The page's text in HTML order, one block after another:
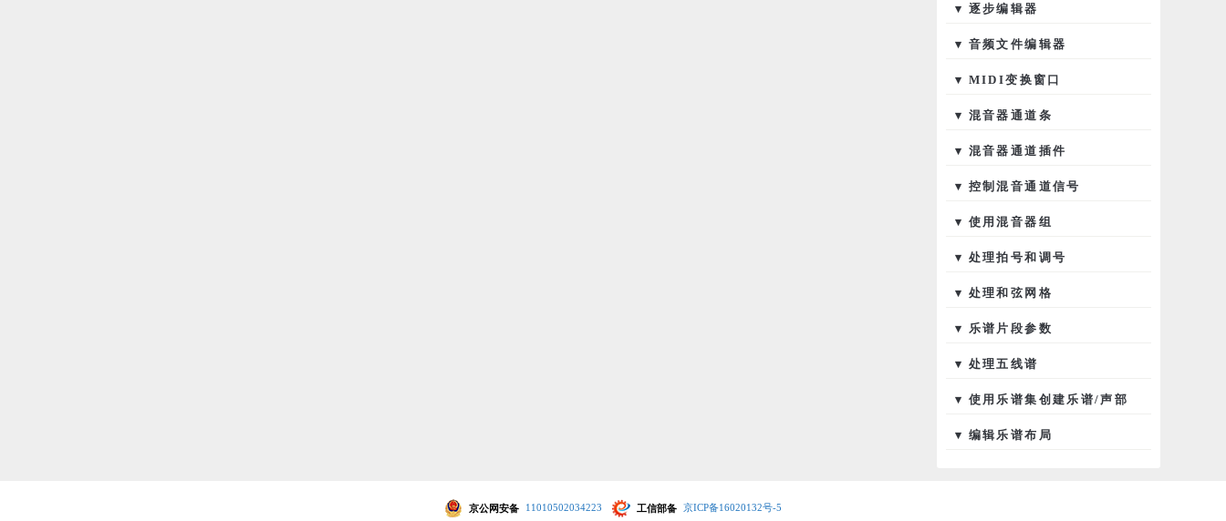
▾ 逐步编辑器
▾ 音频文件编辑器
▾ MIDI变换窗口
▾ 混音器通道条
▾ 混音器通道插件
▾ 控制混音通道信号
▾ 使用混音器组
▾ 处理拍号和调号
▾ 处理和弦网格
▾ 乐谱片段参数
▾ 处理五线谱
▾ 使用乐谱集创建乐谱/声部
▾ 编辑乐谱布局
京公网安备 11010502034223 工信部备 京ICP备16020132号-5